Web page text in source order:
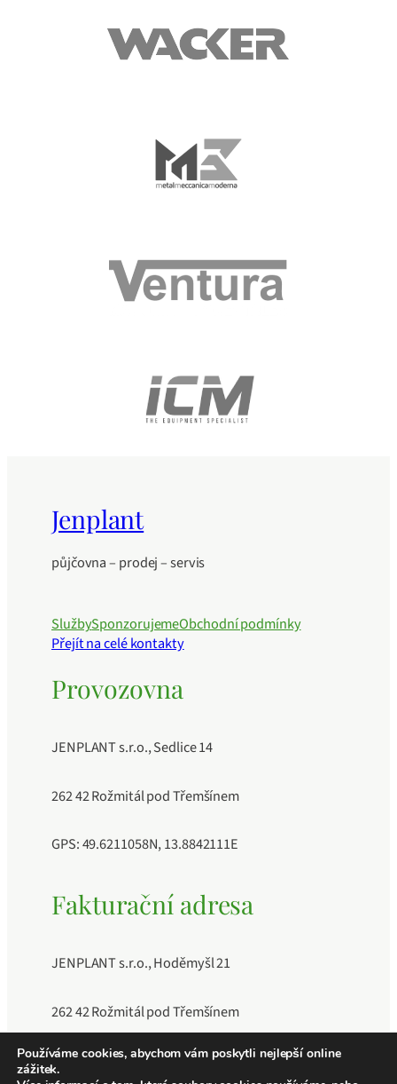
Jenplant
půjčovna – prodej – servis
SlužbySponzorujemeObchodní podmínky
Přejít na celé kontakty
Provozovna
JENPLANT s.r.o., Sedlice 14
262 42 Rožmitál pod Třemšínem
GPS: 49.6211058N, 13.8842111E
Fakturační adresa
JENPLANT s.r.o., Hoděmyšl 21
262 42 Rožmitál pod Třemšínem
IČO: 11883189, DIČ: CZ11883189, Číslo účtu:
241040409/0600
Používáme cookies, abychom vám poskytli nejlepší online
zážitek.